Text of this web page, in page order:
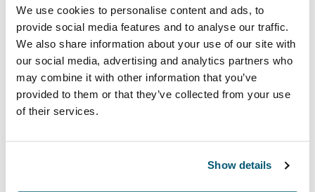
We use cookies to personalise content and ads, to
provide social media features and to analyse our traffic.
We also share information about your use of our site with
our social media, advertising and analytics partners who
may combine it with other information that you’ve
provided to them or that they’ve collected from your use
of their services.
Show details
El estuche para dispositivos electrónicos Invigo de
adaptadores y otros artículos personales, lo que lo